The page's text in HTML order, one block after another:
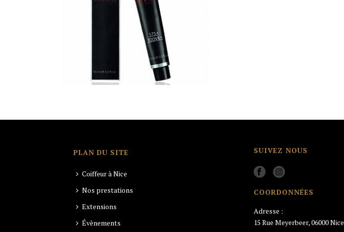
PLAN DU SITE
Coiffeur à Nice
Nos prestations
Extensions
Évènements
SUIVEZ NOUS
COORDONNÉES
Adresse :
15 Rue Meyerbeer, 06000 Nice